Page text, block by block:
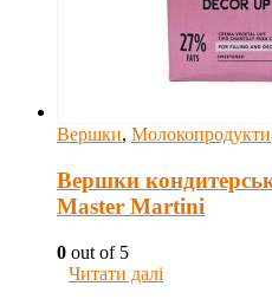
Вершки, Молокопродукти
Вершки
Master Martini
0 out of 5
Читати далі